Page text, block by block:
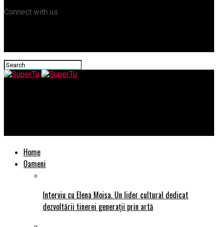
Connect with us
Home
Oameni
Interviu cu Elena Moisa. Un lider cultural dedicat
dezvoltării tinerei generații prin artă